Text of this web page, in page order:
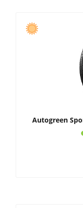
Autogreen